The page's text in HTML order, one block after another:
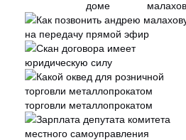
торговли металлопрокатом